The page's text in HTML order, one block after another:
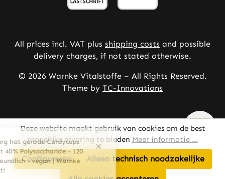
All prices incl. VAT plus shipping costs and possible
delivery charges, if not stated otherwise.
© 2026 Warnke Vitalstoffe – All Rights Reserved.
Theme by TC-Innovations
Deze website maakt gebruik van cookies om de best
mogelijke ervaring te bieden Meer informatie ...
Alleen technisch noodzakelijke
Configureren